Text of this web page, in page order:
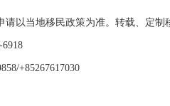
以当地移民政策为准。转载、定
+85267617030